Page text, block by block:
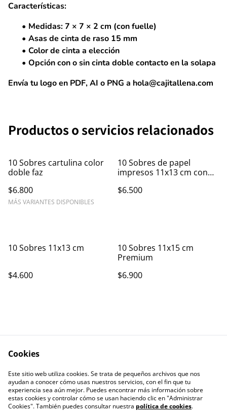
Características:
Medidas: 7 × 7 × 2 cm (con fuelle)
Asas de cinta de raso 15 mm
Color de cinta a elección
Opción con o sin cinta doble contacto en la solapa
Envía tu logo en PDF, AI o PNG a hola@cajitallena.com
Productos o servicios relacionados
10 Sobres cartulina color
doble faz
$6.800
MÁS VARIANTES DISPONIBLES
10 Sobres de papel
impresos 11x13 cm con
$6.500
10 Sobres 11x13 cm
$4.600
10 Sobres 11x15 cm
Premium
$6.900
Contáctanos
Cookies
Este sitio web utiliza cookies. Se trata de pequeños archivos que nos
ayudan a conocer cómo usas nuestros servicios, con el fin que tu
experiencia sea aún mejor. Puedes encontrar más información sobre
estas cookies y controlar cómo se usan haciendo clic en "Administrar
Cookies". También puedes consultar nuestra política de cookies.